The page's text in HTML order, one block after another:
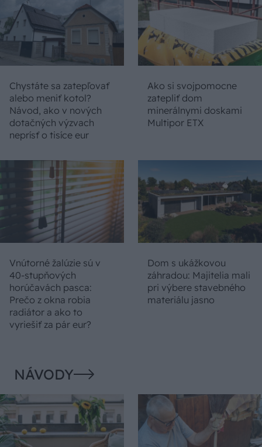
Chystáte sa zatepľovať
alebo meniť kotol?
Návod, ako v nových
dotačných výzvach
neprísť o tisíce eur
Ako si svojpomocne
zatepliť dom
minerálnymi doskami
Multipor ETX
Vnútorné žalúzie sú v
40-stupňových
horúčavách pasca:
Prečo z okna robia
radiátor a ako to
vyriešiť za pár eur?
Dom s ukážkovou
záhradou: Majitelia mali
pri výbere stavebného
materiálu jasno
NÁVODY